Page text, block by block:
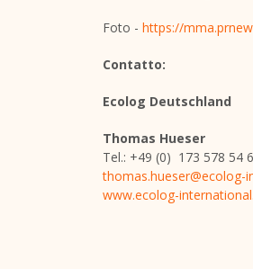
Foto - https://
Contatto:
Ecolog Deutschland
Thomas Hueser
Tel.: +49 (0) 173 578 54
thomas.hueser@ecolog-
www.ecolog-